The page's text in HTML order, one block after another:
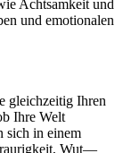
Achtsamkeit und
und emotionalen
gleichzeitig Ihren
Ihre Welt
sich in einem
Wut—